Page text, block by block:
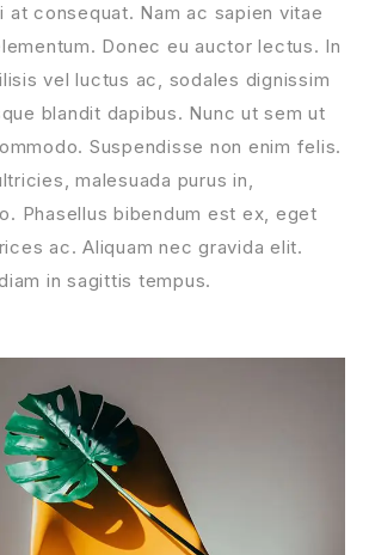
at consequat. Nam ac sapien vitae
Donec eu auctor lectus. In
vel luctus ac, sodales dignissim
blandit dapibus. Nunc ut sem ut
Suspendisse non enim felis.
malesuada purus in,
Phasellus bibendum est ex, eget
ac. Aliquam nec gravida elit.
in sagittis tempus.